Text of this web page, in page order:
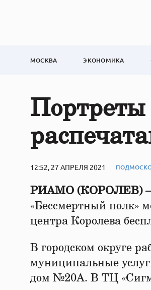
МОСКВА ЭКОНОМИКА
Портреты
12:52, 27 АПРЕЛЯ 2021
РИАМО (КОРОЛЕВ) –
«Бессмертный полк»
центра Королева
В городском округе
муниципальные
дом №20А. В ТЦ